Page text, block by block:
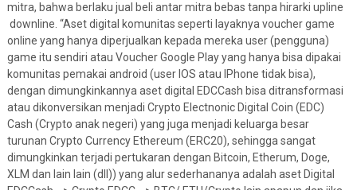
mitra, bahwa berlaku jual beli antar mitra bebas tanpa hirarki upline
downline. “Aset digital komunitas seperti layaknya voucher game
online yang hanya diperjualkan kepada mereka user (pengguna)
game itu sendiri atau Voucher Google Play yang hanya bisa dipakai
komunitas pemakai android (user IOS atau IPhone tidak bisa),
dengan dimungkinkannya aset digital EDCCash bisa ditransformasi
atau dikonversikan menjadi Crypto Electnonic Digital Coin (EDC)
Cash (Crypto anak negeri) yang juga menjadi keluarga besar
turunan Crypto Currency Ethereum (ERC20), sehingga sangat
dimungkinkan terjadi pertukaran dengan Bitcoin, Etherum, Doge,
XLM dan lain lain (dll)) yang alur sederhananya adalah aset Digital